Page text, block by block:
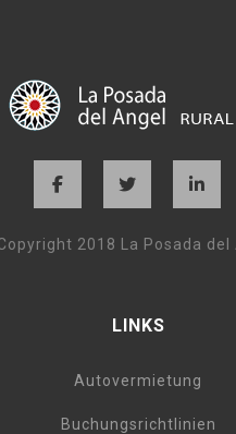
2018 La Posada del
LINKS
Autovermietung
Buchungsrichtlinien